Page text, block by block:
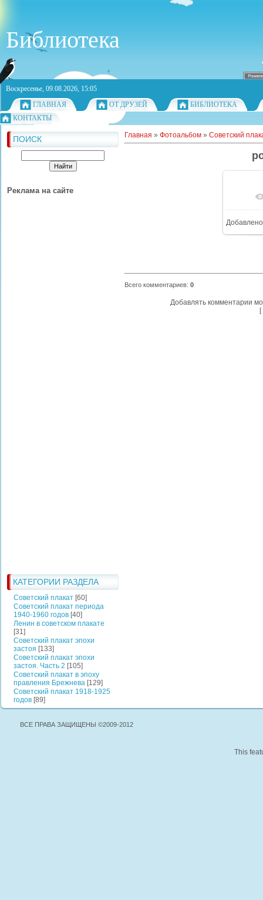
Библиотека
Воскресенье, 09.08.2026, 15:05
ГЛАВНАЯ
ОТ ДРУЗЕЙ
БИБЛИОТЕКА
КОНТАКТЫ
ПОИСК
Реклама на сайте
КАТЕГОРИИ РАЗДЕЛА
Советский плакат [60]
Советский плакат периода
1940-1960 годов [40]
Ленин в советском плакате
[31]
Советский плакат эпохи
застоя [133]
Советский плакат эпохи
застоя. Часть 2 [105]
Советский плакат в эпоху
правления Брежнева [129]
Советский плакат 1918-1925
годов [89]
Главная » Фотоальбом » Советский
Добавлено
Всего комментариев: 0
Добавлять комментарии
[
ВСЕ ПРАВА ЗАЩИЩЕНЫ ©2009-2012
This